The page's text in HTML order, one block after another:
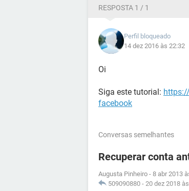
RESPOSTA 1 / 1
Perfil bloqueado
14 dez 2016 às 22:32
Oi
Siga este tutorial:
facebook
Conversas semelhantes
Recuperar conta
Augusta Pinheiro - 8 abr 2013
509090880 - 20 dez 2018